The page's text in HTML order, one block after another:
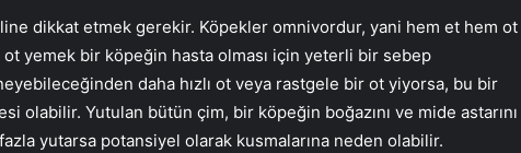
dikkat etmek gerekir. Köpekler omnivordur, yani hem et hem ot
yemek bir köpeğin hasta olması için yeterli bir sebep
daha hızlı ot veya rastgele bir ot yiyorsa, bu bir
olabilir. Yutulan bütün çim, bir köpeğin boğazını ve mide astarını
yutarsa ​​potansiyel olarak kusmalarına neden olabilir.